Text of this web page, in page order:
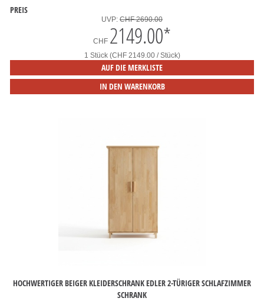
PREIS
UVP: CHF 2690.00
CHF 2149.00*
1 Stück (CHF 2149.00 / Stück)
AUF DIE MERKLISTE
IN DEN WARENKORB
HOCHWERTIGER BEIGER KLEIDERSCHRANK EDLER 2-TÜRIGER SCHLAFZIMMER
SCHRANK